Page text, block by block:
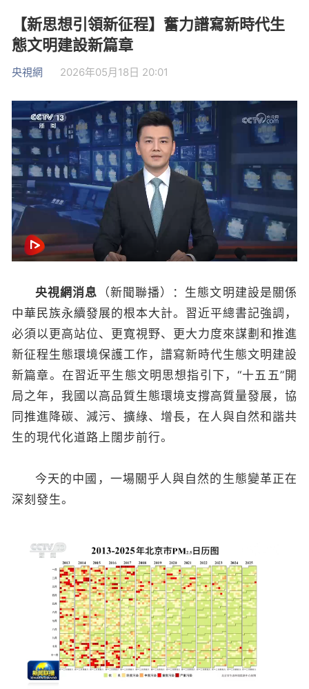
【新思想引領新征程】奮力譜寫新時代生
態文明建設新篇章
央視網 2026年05月18日 20:01
央視網消息 （新聞聯播）：生態文明建設是關係
中華民族永續發展的根本大計。習近平總書記強調，
必須以更高站位、更寬視野、更大力度來謀劃和推進
新征程生態環境保護工作，譜寫新時代生態文明建設
新篇章。在習近平生態文明思想指引下，“十五五”開
局之年，我國以高品質生態環境支撐高質量發展，協
同推進降碳、減污、擴綠、增長，在人與自然和諧共
生的現代化道路上闊步前行。
今天的中國，一場關乎人與自然的生態變革正在
深刻發生。